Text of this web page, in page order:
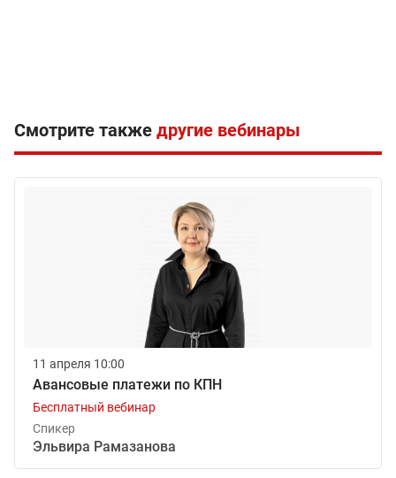
Смотрите такжедругие вебинары
11 апреля 10:00
Авансовые платежи по КПН
Бесплатный вебинар
Спикер
Эльвира Рамазанова